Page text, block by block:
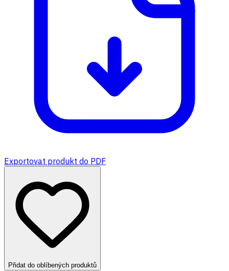
Exportovat produkt do PDF
Přidat do oblíbených produktů